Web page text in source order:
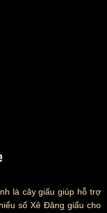
là cây giấu giúp hỗ trợ
số Xê Đăng giấu cho